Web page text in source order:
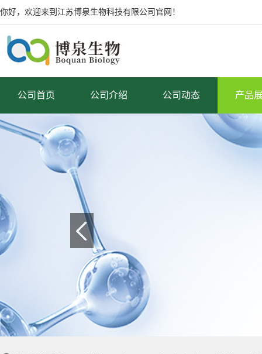
你好，欢迎来到江苏博泉生物科技有限公司官网！
公司首页 公司介绍 公司动态 产品